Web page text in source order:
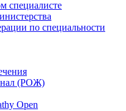
специалисте
по специальности
(РОЖ)
Open